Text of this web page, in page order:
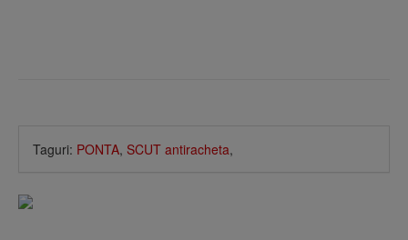
Taguri: PONTA, SCUT antiracheta,